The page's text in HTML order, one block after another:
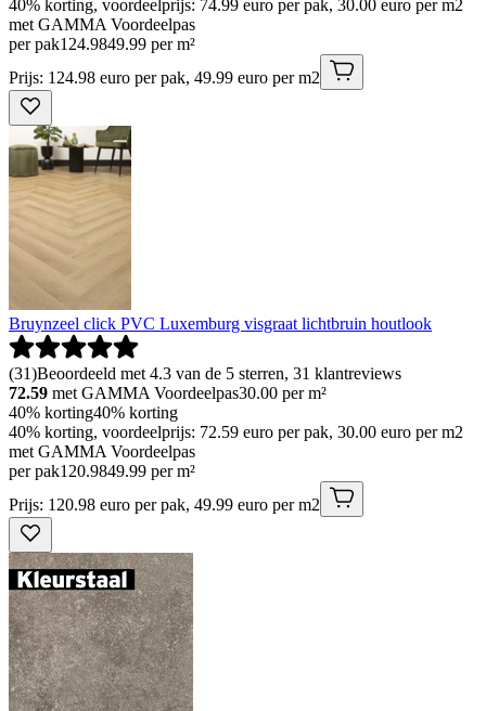
40% korting, voordeelprijs: 74.99 euro per pak, 30.00 euro per m2
met GAMMA Voordeelpas
per pak124.9849.99 per m²
Prijs: 124.98 euro per pak, 49.99 euro per m2
Bruynzeel click PVC Luxemburg visgraat lichtbruin houtlook
(31)Beoordeeld met 4.3 van de 5 sterren, 31 klantreviews
72.59 met GAMMA Voordeelpas30.00 per m²
40% korting40% korting
40% korting, voordeelprijs: 72.59 euro per pak, 30.00 euro per m2
met GAMMA Voordeelpas
per pak120.9849.99 per m²
Prijs: 120.98 euro per pak, 49.99 euro per m2